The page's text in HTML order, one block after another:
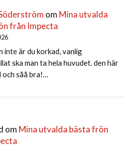
om Mina utvalda
från Impecta
inte är du korkad, vanlig
ska man ta hela huvudet. den här
och såå bra!…
om Mina utvalda bästa frön